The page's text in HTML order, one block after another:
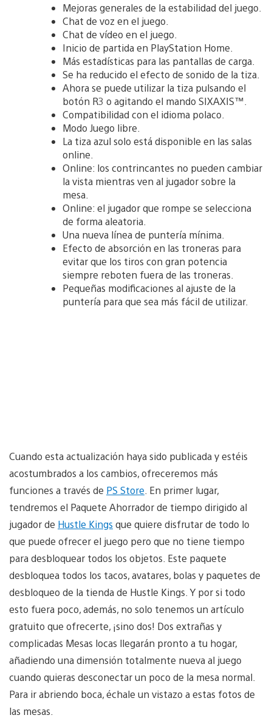
Mejoras generales de la estabilidad del juego.
Chat de voz en el juego.
Chat de vídeo en el juego.
Inicio de partida en PlayStation Home.
Más estadísticas para las pantallas de carga.
Se ha reducido el efecto de sonido de la tiza.
Ahora se puede utilizar la tiza pulsando el
botón R3 o agitando el mando SIXAXIS™.
Compatibilidad con el idioma polaco.
Modo Juego libre.
La tiza azul solo está disponible en las salas
online.
Online: los contrincantes no pueden cambiar
la vista mientras ven al jugador sobre la
mesa.
Online: el jugador que rompe se selecciona
de forma aleatoria.
Una nueva línea de puntería mínima.
Efecto de absorción en las troneras para
evitar que los tiros con gran potencia
siempre reboten fuera de las troneras.
Pequeñas modificaciones al ajuste de la
puntería para que sea más fácil de utilizar.
Cuando esta actualización haya sido publicada y estéis
acostumbrados a los cambios, ofreceremos más
funciones a través de PS Store . En primer lugar,
tendremos el Paquete Ahorrador de tiempo dirigido al
jugador de Hustle Kings que quiere disfrutar de todo lo
que puede ofrecer el juego pero que no tiene tiempo
para desbloquear todos los objetos. Este paquete
desbloquea todos los tacos, avatares, bolas y paquetes de
desbloqueo de la tienda de Hustle Kings. Y por si todo
esto fuera poco, además, no solo tenemos un artículo
gratuito que ofrecerte, ¡sino dos! Dos extrañas y
complicadas Mesas locas llegarán pronto a tu hogar,
añadiendo una dimensión totalmente nueva al juego
cuando quieras desconectar un poco de la mesa normal.
Para ir abriendo boca, échale un vistazo a estas fotos de
las mesas.